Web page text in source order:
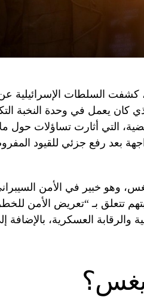
السلطات الإسرائيلية
2021. هذه القضية، التي أثارت تساؤلات
بعد رفع جزئي للقيود
وهو خبير في الأمن
تتعلق بـ “تعريض الأمن
والرقابة العسكرية، بالإضافة